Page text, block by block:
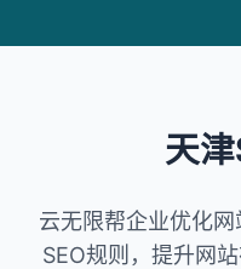
天
云无限帮企业优化
SEO规则，提升网